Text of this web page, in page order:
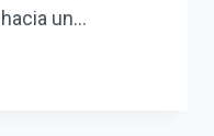
un…